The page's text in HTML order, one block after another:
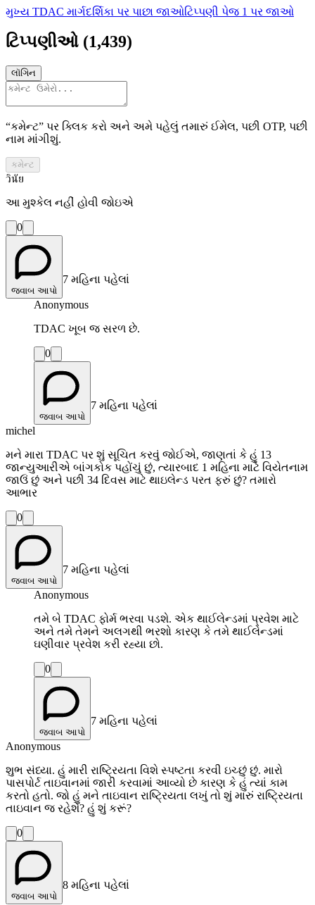
મુખ્ય TDAC માર્ગદર્શિકા પર પાછા જાઓટિપ્પણી પેજ 1 પર જાઓ
ટિપ્પણીઓ (1,439)
લૉગિન
“કમેન્ટ” પર ક્લિક કરો અને અમે પહેલું તમારું ઈમેલ, પછી OTP, પછી
નામ માંગીશું.
કમેન્ટ
วินัย
આ મુશ્કેલ નહીં હોવી જોઇએ
0
જવાબ આપો
7 મહિના પહેલાં
Anonymous
TDAC ખૂબ જ સરળ છે.
0
જવાબ આપો
7 મહિના પહેલાં
michel
મને મારા TDAC પર શું સૂચિત કરવું જોઈએ, જાણતાં કે હું 13
જાન્યુઆરીએ બાંગકોક પહોંચું છું, ત્યારબાદ 1 મહિના માટે વિયેતનામ
જાઉં છું અને પછી 34 દિવસ માટે થાઇલેન્ડ પરત ફરું છું? તમારો
આભાર
0
જવાબ આપો
7 મહિના પહેલાં
Anonymous
તમે બે TDAC ફોર્મ ભરવા પડશે. એક થાઈલેન્ડમાં પ્રવેશ માટે
અને તમે તેમને અલગથી ભરશો કારણ કે તમે થાઈલેન્ડમાં
ઘણીવાર પ્રવેશ કરી રહ્યા છો.
0
જવાબ આપો
7 મહિના પહેલાં
Anonymous
શુભ સંધ્યા. હું મારી રાષ્ટ્રિયતા વિશે સ્પષ્ટતા કરવી ઇચ્છું છું. મારો
પાસપોર્ટ તાઇવાનમાં જારી કરવામાં આવ્યો છે કારણ કે હું ત્યાં કામ
કરતો હતો. જો હું મને તાઇવાન રાષ્ટ્રિયતા લખું તો શું મારું રાષ્ટ્રિયતા
તાઇવાન જ રહેશે? હું શું કરૂં?
0
જવાબ આપો
8 મહિના પહેલાં